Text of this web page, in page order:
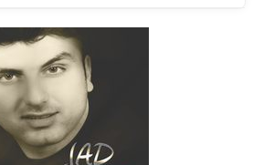
اغنية يام احمد
اغنية نسوانجي